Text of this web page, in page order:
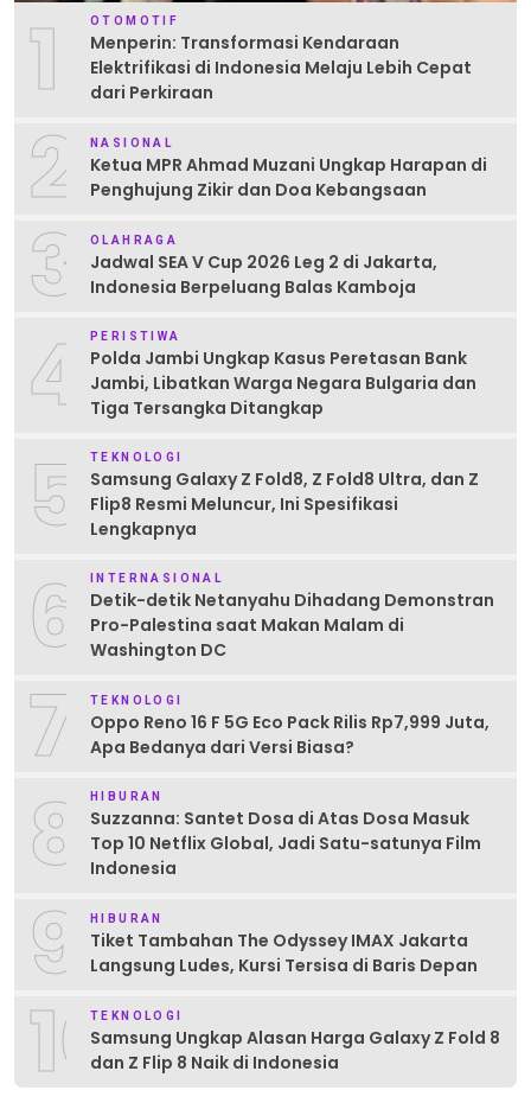
1 OTOMOTIF
Menperin: Transformasi Kendaraan
Elektrifikasi di Indonesia Melaju Lebih Cepat
dari Perkiraan
2 NASIONAL
Ketua MPR Ahmad Muzani Ungkap Harapan di
Penghujung Zikir dan Doa Kebangsaan
3 OLAHRAGA
Jadwal SEA V Cup 2026 Leg 2 di Jakarta,
Indonesia Berpeluang Balas Kamboja
4 PERISTIWA
Polda Jambi Ungkap Kasus Peretasan Bank
Jambi, Libatkan Warga Negara Bulgaria dan
Tiga Tersangka Ditangkap
5 TEKNOLOGI
Samsung Galaxy Z Fold8, Z Fold8 Ultra, dan Z
Flip8 Resmi Meluncur, Ini Spesifikasi
Lengkapnya
6 INTERNASIONAL
Detik-detik Netanyahu Dihadang Demonstran
Pro-Palestina saat Makan Malam di
Washington DC
7 TEKNOLOGI
Oppo Reno 16 F 5G Eco Pack Rilis Rp7,999 Juta,
Apa Bedanya dari Versi Biasa?
8 HIBURAN
Suzzanna: Santet Dosa di Atas Dosa Masuk
Top 10 Netflix Global, Jadi Satu-satunya Film
Indonesia
9 HIBURAN
Tiket Tambahan The Odyssey IMAX Jakarta
Langsung Ludes, Kursi Tersisa di Baris Depan
10TEKNOLOGI
Samsung Ungkap Alasan Harga Galaxy Z Fold 8
dan Z Flip 8 Naik di Indonesia